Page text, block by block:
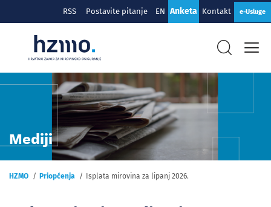
RSS Postavite pitanje EN Anketa Kontakt e-Usluge
Mediji
HZMO Priopćenja Isplata mirovina za lipanj 2026.